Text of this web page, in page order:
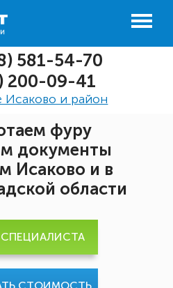
581-54-70
200-09-41
Исаково и район
фуру
документы
Исаково и в
области
СПЕЦИАЛИСТА